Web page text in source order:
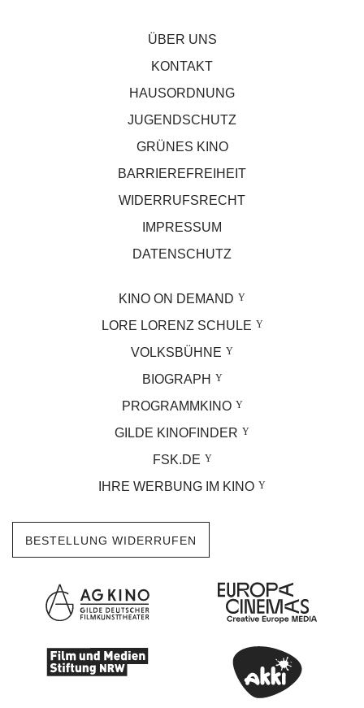
ÜBER UNS
KONTAKT
HAUSORDNUNG
JUGENDSCHUTZ
GRÜNES KINO
BARRIEREFREIHEIT
WIDERRUFSRECHT
IMPRESSUM
DATENSCHUTZ
KINO ON DEMAND
LORE LORENZ SCHULE
VOLKSBÜHNE
BIOGRAPH
PROGRAMMKINO
GILDE KINOFINDER
FSK.DE
IHRE WERBUNG IM KINO
BESTELLUNG WIDERRUFEN